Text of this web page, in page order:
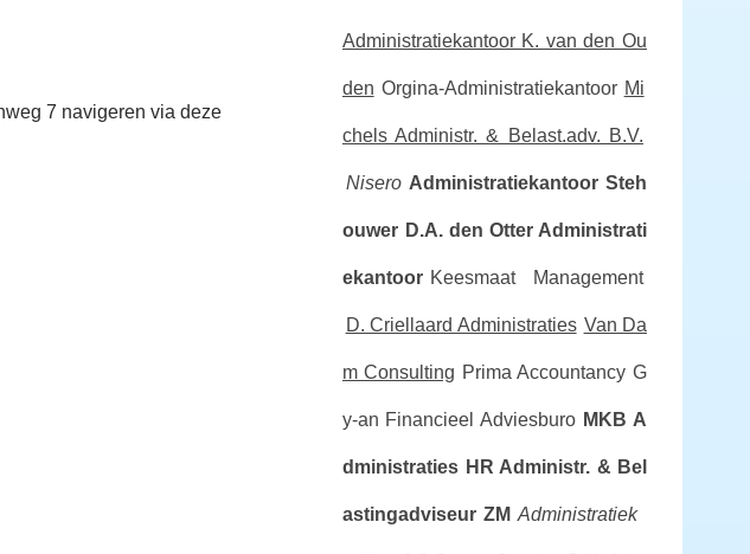
7 navigeren via deze
Administratiekantoor K. van den Ou
den Orgina-Administratiekantoor Mi
chels Administr. & Belast.adv. B.V.
Nisero Administratiekantoor Steh
ouwer D.A. den Otter Administrati
ekantoor Keesmaat Management
D. Criellaard Administraties Van Da
m Consulting Prima Accountancy G
y-an Financieel Adviesburo MKB A
dministraties HR Administr. & Bel
astingadviseur ZM Administratiek